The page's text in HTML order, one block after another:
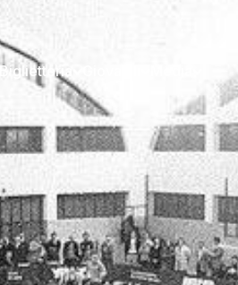
Biglietteria